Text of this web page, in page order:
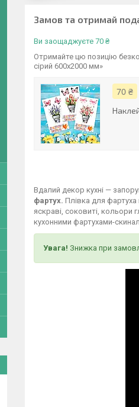
Замов та отримай
Ви заощаджуєте 70 ₴
Отримайте цю позицію
сірий 600х2000 мм»
70 ₴
Вдалий декор кухні —
фартух. Плівка для фартуха
яскраві, соковиті, кольори
кухонними фартухами-
Увага! Знижка при